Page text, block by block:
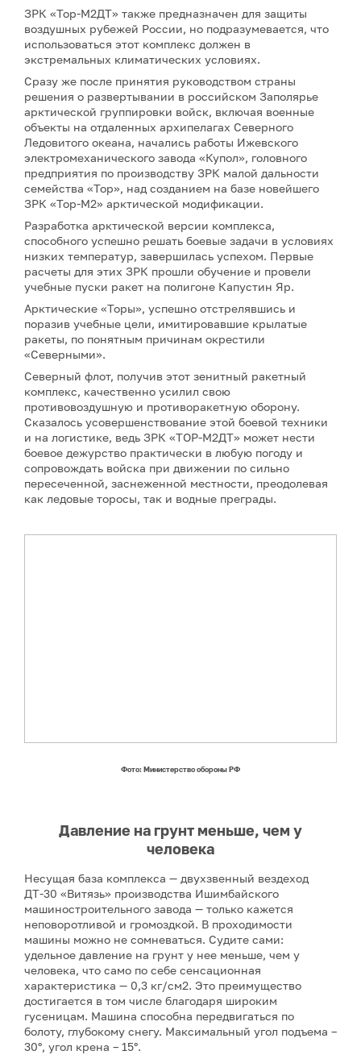
ЗРК «Тор-М2ДТ» также предназначен для защиты
воздушных рубежей России, но подразумевается, что
использоваться этот комплекс должен в
экстремальных климатических условиях.
Сразу же после принятия руководством страны
решения о развертывании в российском Заполярье
арктической группировки войск, включая военные
объекты на отдаленных архипелагах Северного
Ледовитого океана, начались работы Ижевского
электромеханического завода «Купол», головного
предприятия по производству ЗРК малой дальности
семейства «Тор», над созданием на базе новейшего
ЗРК «Тор-М2» арктической модификации.
Разработка арктической версии комплекса,
способного успешно решать боевые задачи в условиях
низких температур, завершилась успехом. Первые
расчеты для этих ЗРК прошли обучение и провели
учебные пуски ракет на полигоне Капустин Яр.
Арктические «Торы», успешно отстрелявшись и
поразив учебные цели, имитировавшие крылатые
ракеты, по понятным причинам окрестили
«Северными».
Северный флот, получив этот зенитный ракетный
комплекс, качественно усилил свою
противовоздушную и противоракетную оборону.
Сказалось усовершенствование этой боевой техники
и на логистике, ведь ЗРК «ТОР-М2ДТ» может нести
боевое дежурство практически в любую погоду и
сопровождать войска при движении по сильно
пересеченной, заснеженной местности, преодолевая
как ледовые торосы, так и водные преграды.
Фото: Министерство обороны РФ
Давление на грунт меньше, чем у
человека
Несущая база комплекса — двухзвенный вездеход
ДТ-30 «Витязь» производства Ишимбайского
машиностроительного завода — только кажется
неповоротливой и громоздкой. В проходимости
машины можно не сомневаться. Судите сами:
удельное давление на грунт у нее меньше, чем у
человека, что само по себе сенсационная
характеристика — 0,3 кг/см2. Это преимущество
достигается в том числе благодаря широким
гусеницам. Машина способна передвигаться по
болоту, глубокому снегу. Максимальный угол подъема –
30°, угол крена – 15°.